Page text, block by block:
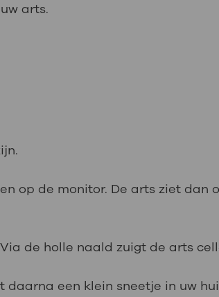
arts.
op de monitor. De arts ziet dan
de holle naald zuigt de arts
daarna een klein sneetje in uw